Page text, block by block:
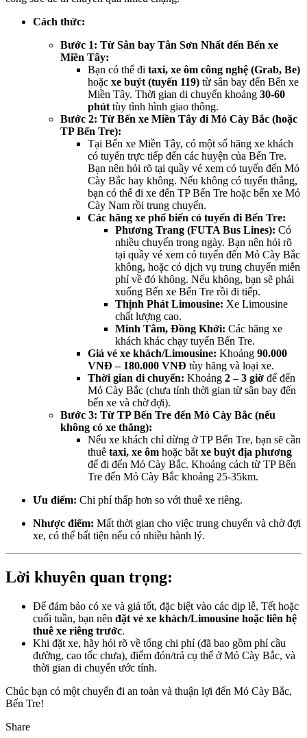
Cách thức:
Bước 1: Từ Sân bay Tân Sơn Nhất đến Bến xe
Miền Tây:
Bạn có thể đi taxi, xe ôm công nghệ (Grab, Be)
hoặc xe buýt (tuyến 119) từ sân bay đến Bến xe
Miền Tây. Thời gian di chuyển khoảng 30-60
phút tùy tình hình giao thông.
Bước 2: Từ Bến xe Miền Tây đi Mỏ Cày Bắc (hoặc
TP Bến Tre):
Tại Bến xe Miền Tây, có một số hãng xe khách
có tuyến trực tiếp đến các huyện của Bến Tre.
Bạn nên hỏi rõ tại quầy vé xem có tuyến đến Mỏ
Cày Bắc hay không. Nếu không có tuyến thẳng,
bạn có thể đi xe đến TP Bến Tre hoặc bến xe Mỏ
Cày Nam rồi trung chuyển.
Các hãng xe phổ biến có tuyến đi Bến Tre:
Phương Trang (FUTA Bus Lines): Có
nhiều chuyến trong ngày. Bạn nên hỏi rõ
tại quầy vé xem có tuyến đến Mỏ Cày Bắc
không, hoặc có dịch vụ trung chuyển miễn
phí về đó không. Nếu không, bạn sẽ phải
xuống Bến xe Bến Tre rồi đi tiếp.
Thịnh Phát Limousine: Xe Limousine
chất lượng cao.
Minh Tâm, Đồng Khởi: Các hãng xe
khách khác chạy tuyến Bến Tre.
Giá vé xe khách/Limousine: Khoảng 90.000
VNĐ – 180.000 VNĐ tùy hãng và loại xe.
Thời gian di chuyển: Khoảng 2 – 3 giờ để đến
Mỏ Cày Bắc (chưa tính thời gian từ sân bay đến
bến xe và chờ đợi).
Bước 3: Từ TP Bến Tre đến Mỏ Cày Bắc (nếu
không có xe thẳng):
Nếu xe khách chỉ dừng ở TP Bến Tre, bạn sẽ cần
thuê taxi, xe ôm hoặc bắt xe buýt địa phương
để đi đến Mỏ Cày Bắc. Khoảng cách từ TP Bến
Tre đến Mỏ Cày Bắc khoảng 25-35km.
Ưu điểm: Chi phí thấp hơn so với thuê xe riêng.
Nhược điểm: Mất thời gian cho việc trung chuyển và chờ đợi
xe, có thể bất tiện nếu có nhiều hành lý.
Lời khuyên quan trọng:
Để đảm bảo có xe và giá tốt, đặc biệt vào các dịp lễ, Tết hoặc
cuối tuần, bạn nên đặt vé xe khách/Limousine hoặc liên hệ
thuê xe riêng trước.
Khi đặt xe, hãy hỏi rõ về tổng chi phí (đã bao gồm phí cầu
đường, cao tốc chưa), điểm đón/trả cụ thể ở Mỏ Cày Bắc, và
thời gian di chuyển ước tính.
Chúc bạn có một chuyến đi an toàn và thuận lợi đến Mỏ Cày Bắc,
Bến Tre!
Share